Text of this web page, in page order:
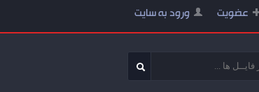
عضویت ورود به سایت